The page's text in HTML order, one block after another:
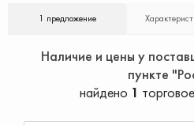
1 предложение
Наличие и цены у
пункте
найдено 1